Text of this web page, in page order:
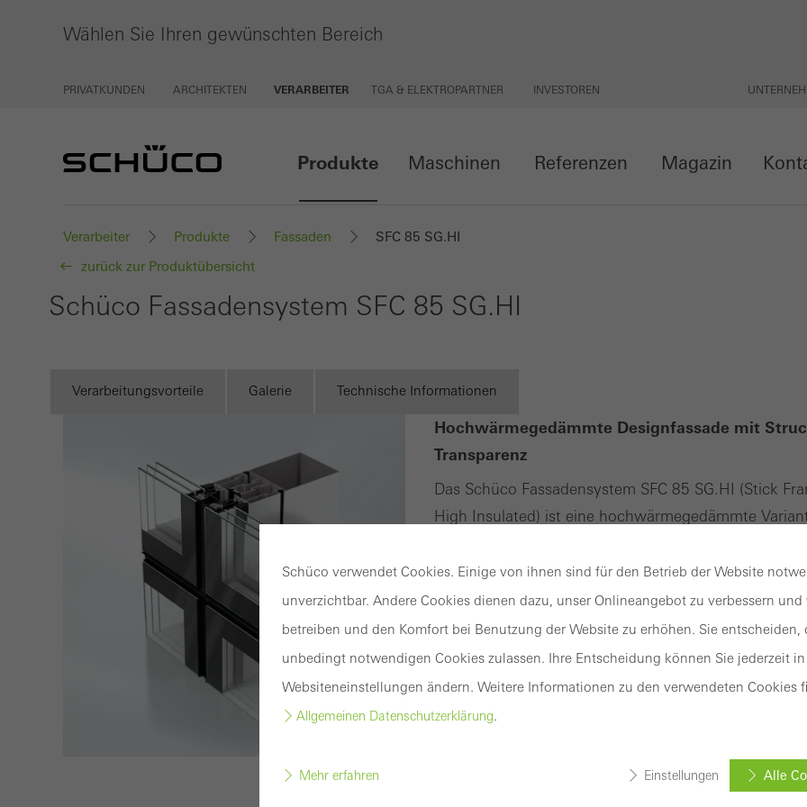
Wählen Sie Ihren gewünschten Bereich
PRIVATKUNDEN ARCHITEKTEN VERARBEITER TGA & ELEKTROPARTNER INVESTOREN
Produkte Maschinen Referenzen Magazin
Verarbeiter Produkte Fassaden
SFC 85 SG.HI
zurück zur Produktübersicht
Schüco Fassadensystem SFC 85 SG.HI
Verarbeitungsvorteile Galerie Technische Informationen
Hochwärmegedämmte Designfassade mit
Transparenz
Das Schüco Fassadensystem SFC 85 SG.HI (Stick
High Insulated) ist eine hochwärmegedämmte
die Fassade verbauten Festfeldern und
Einsatzelemente erkennbar sind. Das Ergebnis:
mit maximaler Transparenz bei gleicher
hervorragende Wärmedämmung bieten.
Die vollständig in das Tragwerk integrierten
oder Flügelformaten mit hohen Elementgewichten
Die bewährte Structural-Glazing-Fassade ist mit
Schüco verwendet Cookies. Einige von ihnen sind für den Betrieb der Website
unverzichtbar. Andere Cookies dienen dazu, unser Onlineangebot zu verbessern
betreiben und den Komfort bei Benutzung der Website zu erhöhen. Sie entscheiden,
unbedingt notwendigen Cookies zulassen. Ihre Entscheidung können Sie jederzeit
Websiteneinstellungen ändern. Weitere Informationen zu den verwendeten Cookies
Allgemeinen Datenschutzerklärung.
Mehr erfahren Einstellungen Alle